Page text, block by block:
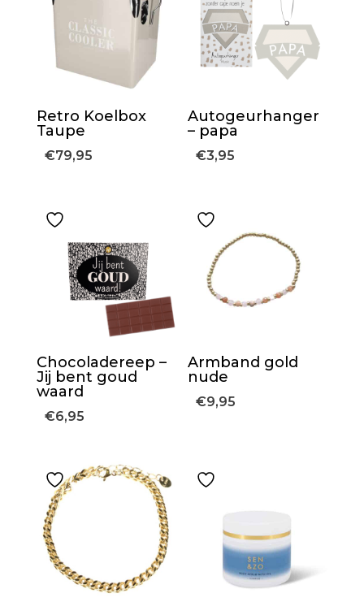
Retro Koelbox
Taupe
€79,95
Autogeurhanger
– papa
€3,95
Chocoladereep –
Jij bent goud
waard
€6,95
Armband gold
nude
€9,95